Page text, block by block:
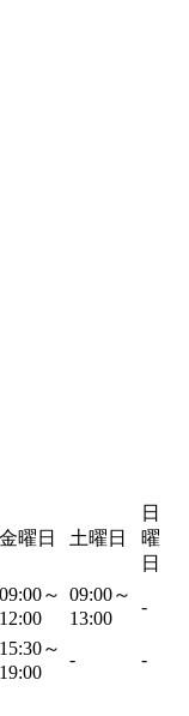
金曜日 土曜日
日
曜
日
09:00～
12:00
09:00～
13:00
-
15:30～
19:00
- -